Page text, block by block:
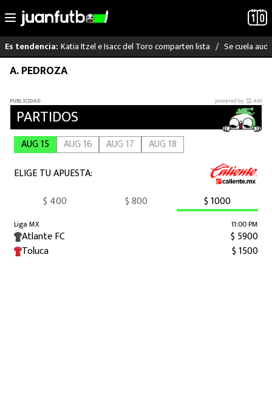
Saltar
Es tendencia: Katia Itzel e Isacc del Toro comparten lista Se cuela
LO ÚLTIMO
LIGA MX
RAYADOS
ATLANTE
SELECCIÓN MEXICANA
FUTBOL INTERNACIONAL
A. PEDROZA